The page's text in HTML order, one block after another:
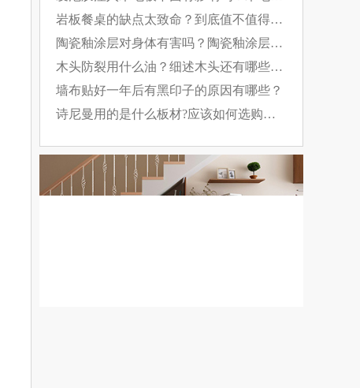
日常养护要做好！
岩板餐桌的缺点太致命？到底值不值得
买？
陶瓷釉涂层对身体有害吗？陶瓷釉涂层的
特点是什么？
木头防裂用什么油？细述木头还有哪些防
裂方法
墙布贴好一年后有黑印子的原因有哪些？
诗尼曼用的是什么板材?应该如何选购板